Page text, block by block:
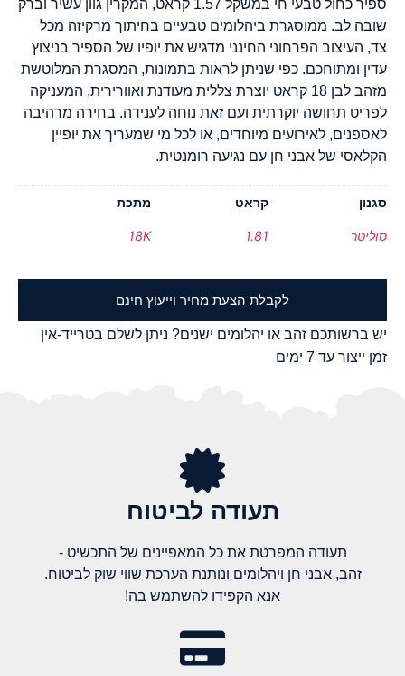
ספיר כחול טבעי חי במשקל 1.57 קראט, המקרין גוון עשיר וברק
שובה לב. ממוסגרת ביהלומים טבעיים בחיתוך מרקיזה מכל
צד, העיצוב הפרחוני החינני מדגיש את יופיו של הספיר בניצוץ
עדין ומתוחכם. כפי שניתן לראות בתמונות, המסגרת המלוטשת
מזהב לבן 18 קראט יוצרת צללית מעודנת ואוורירית, המעניקה
לפריט תחושה יוקרתית ועם זאת נוחה לענידה. בחירה מרהיבה
לאספנים, לאירועים מיוחדים, או לכל מי שמעריך את יופיין
הקלאסי של אבני חן עם נגיעה רומנטית.
סגנון
סוליטר
קראט
1.81
מתכת
18K
לקבלת הצעת מחיר וייעוץ חינם
יש ברשותכם זהב או יהלומים ישנים? ניתן לשלם בטרייד-אין
זמן ייצור עד 7 ימים
תעודה לביטוח
תעודה המפרטת את כל המאפיינים של התכשיט -
זהב, אבני חן ויהלומים ונותנת הערכת שווי שוק לביטוח.
אנא הקפידו להשתמש בה!